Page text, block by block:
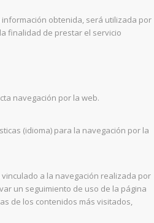
obtenida, será utilizada por
finalidad de prestar el servicio
navegación por la web.
(idioma) para la navegación por la
a la navegación realizada por
un seguimiento de uso de la página
de los contenidos más visitados,